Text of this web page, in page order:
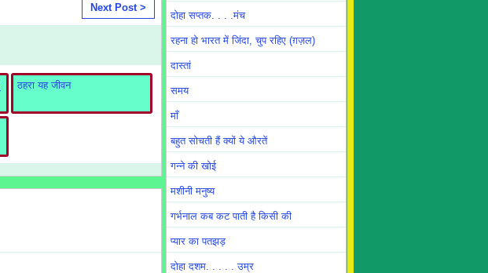
Next Post >
ठहरा यह जीवन
दोहा सप्तक. . . .मंच
रहना हो भारत में जिंदा, चुप रहिए (ग़ज़ल)
दास्तां
समय
माँ
बहुत सोचती हैं क्यों ये औरतें
गन्ने की खोई
मशीनी मनुष्य
गर्भनाल कब कट पाती है किसी की
प्यार का पतझड़
दोहा दशम. . . . . उम्र